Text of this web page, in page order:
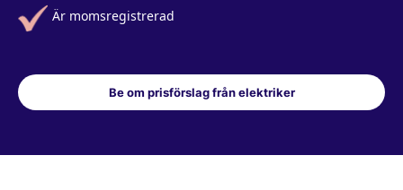
Är momsregistrerad
Be om prisförslag från elektriker